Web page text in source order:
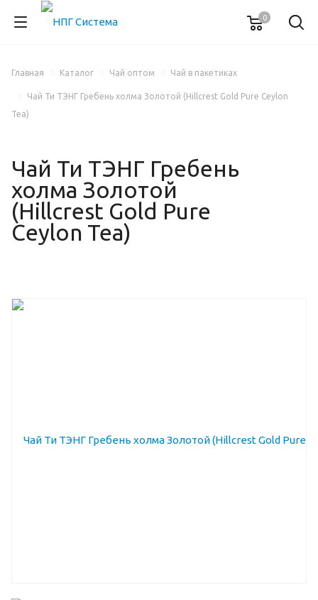
0
Главная Каталог Чай оптом Чай в пакетиках
Чай Ти ТЭНГ Гребень холма Золотой (Hillcrest Gold Pure Ceylon
Tea)
Чай Ти ТЭНГ Гребень
холма Золотой
(Hillcrest Gold Pure
Ceylon Tea)